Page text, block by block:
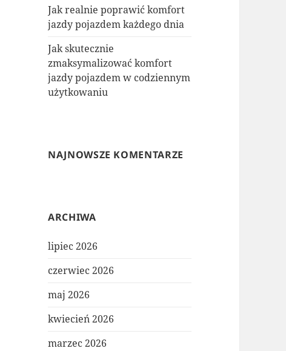
Jak realnie poprawić komfort
jazdy pojazdem każdego dnia
Jak skutecznie
zmaksymalizować komfort
jazdy pojazdem w codziennym
użytkowaniu
NAJNOWSZE KOMENTARZE
ARCHIWA
lipiec 2026
czerwiec 2026
maj 2026
kwiecień 2026
marzec 2026